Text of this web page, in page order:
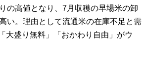
の高値となり、7月収穫の早場米の卸
い。理由として流通米の在庫不足と需
大盛り無料」「おかわり自由」がウ